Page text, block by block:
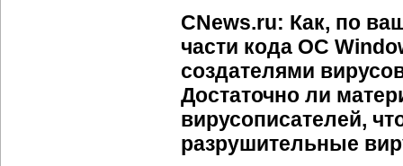
CNews.ru: Как, по
части кода ОС
создателями
Достаточно ли
вирусописателей,
разрушительные